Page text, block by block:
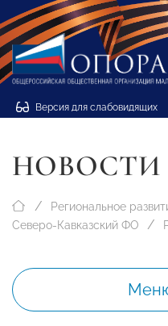
Версия для слабовидящих
НОВОСТИ
Региональное
Северо-Кавказский ФО